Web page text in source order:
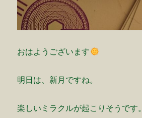
おはようございます
明日は、新月ですね。
楽しいミラクルが起こりそうです。